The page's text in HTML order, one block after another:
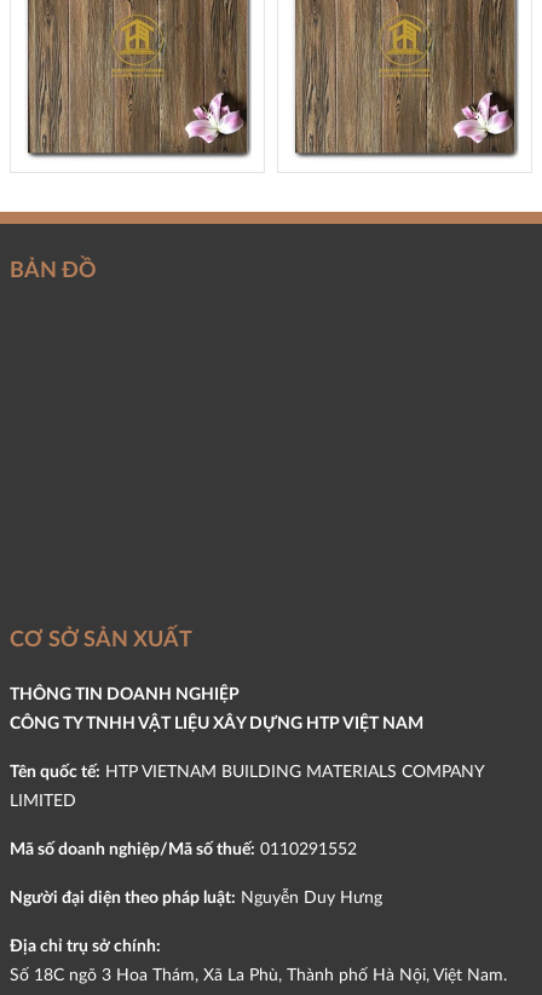
BẢN ĐỒ
CƠ SỞ SẢN XUẤT
THÔNG TIN DOANH NGHIỆP
CÔNG TY TNHH VẬT LIỆU XÂY DỰNG HTP VIỆT NAM
Tên quốc tế: HTP VIETNAM BUILDING MATERIALS COMPANY
LIMITED
Mã số doanh nghiệp/Mã số thuế: 0110291552
Người đại diện theo pháp luật: Nguyễn Duy Hưng
Địa chỉ trụ sở chính:
Số 18C ngõ 3 Hoa Thám, Xã La Phù, Thành phố Hà Nội, Việt Nam.